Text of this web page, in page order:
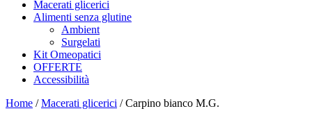
Macerati glicerici
Alimenti senza glutine
Ambient
Surgelati
Kit Omeopatici
OFFERTE
Accessibilità
Home /Macerati glicerici / Carpino bianco M.G.